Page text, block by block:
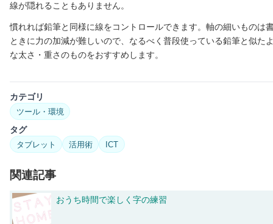
線が隠れることもありません。
慣れれば鉛筆と同様に線をコントロールできます。軸の細いものは
ときに力の加減が難しいので、なるべく普段使っている鉛筆と似た
な太さ・重さのものをおすすめします。
カテゴリ
ツール・環境
タグ
タブレット 活用術 ICT
関連記事
おうち時間で楽しく字の練習